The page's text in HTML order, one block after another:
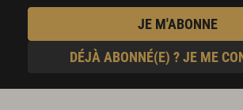
JE M'ABONNE
DÉJÀ ABONNÉ(E) ? JE ME